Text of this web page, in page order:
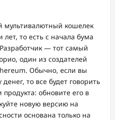
мультивалютный кошелек
лет, то есть с начала бума
— тот самый
один из создателей
Обычно, если вы
то все будет говорить
обновите его в
новую версию на
основана только на